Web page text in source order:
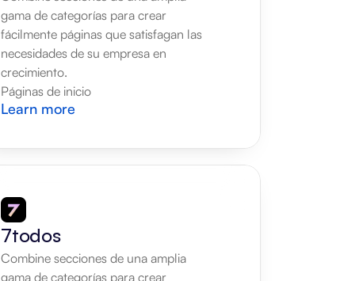
gama de categorías para crear
fácilmente páginas que satisfagan las
necesidades de su empresa en
crecimiento.
Páginas de inicio
Learn more
7todos
Combine secciones de una amplia
gama de categorías para crear